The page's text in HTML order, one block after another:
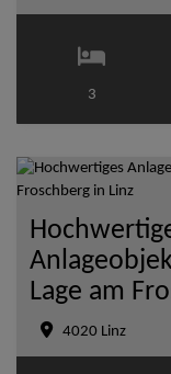
3
Lage am
4020 Linz